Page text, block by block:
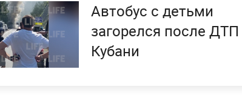
Автобус с детьми
загорелся после ДТП
Кубани